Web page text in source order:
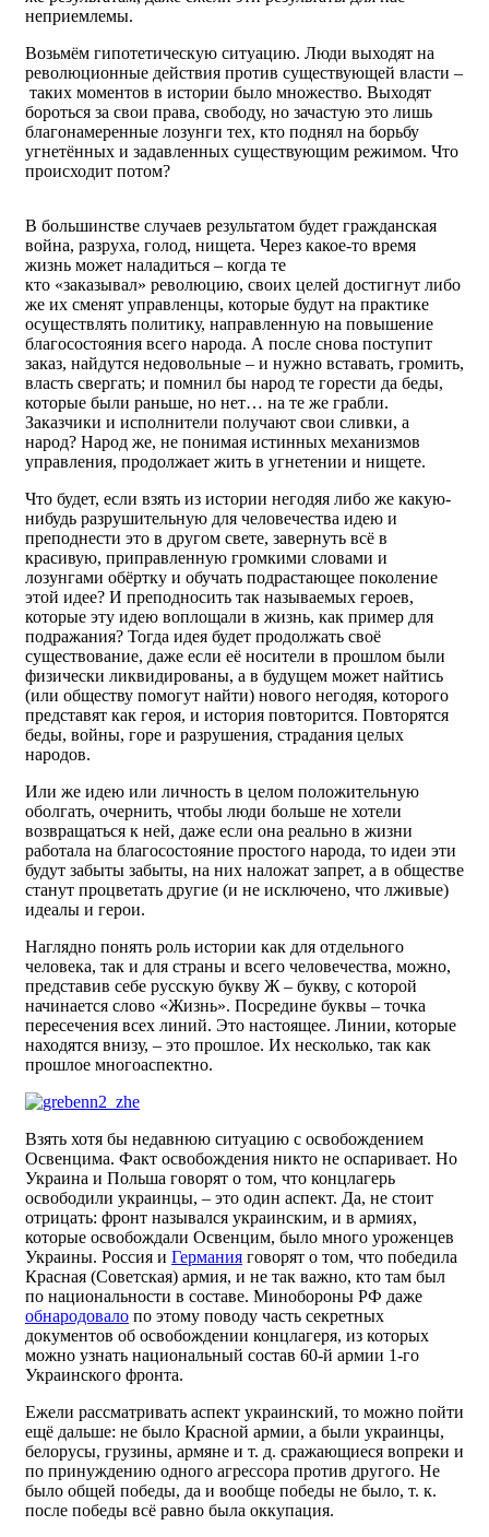
неприемлемы.
Возьмём гипотетическую ситуацию. Люди выходят на
революционные действия против существующей власти –
таких моментов в истории было множество. Выходят
бороться за свои права, свободу, но зачастую это лишь
благонамеренные лозунги тех, кто поднял на борьбу
угнетённых и задавленных существующим режимом. Что
происходит потом?
В большинстве случаев результатом будет гражданская
война, разруха, голод, нищета. Через какое-то время
жизнь может наладиться – когда те
кто «заказывал» революцию, своих целей достигнут либо
же их сменят управленцы, которые будут на практике
осуществлять политику, направленную на повышение
благосостояния всего народа. А после снова поступит
заказ, найдутся недовольные – и нужно вставать, громить,
власть свергать; и помнил бы народ те горести да беды,
которые были раньше, но нет… на те же грабли.
Заказчики и исполнители получают свои сливки, а
народ? Народ же, не понимая истинных механизмов
управления, продолжает жить в угнетении и нищете.
Что будет, если взять из истории негодяя либо же какую-
нибудь разрушительную для человечества идею и
преподнести это в другом свете, завернуть всё в
красивую, приправленную громкими словами и
лозунгами обёртку и обучать подрастающее поколение
этой идее? И преподносить так называемых героев,
которые эту идею воплощали в жизнь, как пример для
подражания? Тогда идея будет продолжать своё
существование, даже если её носители в прошлом были
физически ликвидированы, а в будущем может найтись
(или обществу помогут найти) нового негодяя, которого
представят как героя, и история повторится. Повторятся
беды, войны, горе и разрушения, страдания целых
народов.
Или же идею или личность в целом положительную
оболгать, очернить, чтобы люди больше не хотели
возвращаться к ней, даже если она реально в жизни
работала на благосостояние простого народа, то идеи эти
будут забыты забыты, на них наложат запрет, а в обществе
станут процветать другие (и не исключено, что лживые)
идеалы и герои.
Наглядно понять роль истории как для отдельного
человека, так и для страны и всего человечества, можно,
представив себе русскую букву Ж – букву, с которой
начинается слово «Жизнь». Посредине буквы – точка
пересечения всех линий. Это настоящее. Линии, которые
находятся внизу, – это прошлое. Их несколько, так как
прошлое многоаспектно.
Взять хотя бы недавнюю ситуацию с освобождением
Освенцима. Факт освобождения никто не оспаривает. Но
Украина и Польша говорят о том, что концлагерь
освободили украинцы, – это один аспект. Да, не стоит
отрицать: фронт назывался украинским, и в армиях,
которые освобождали Освенцим, было много уроженцев
Украины. Россия и Германия говорят о том, что победила
Красная (Советская) армия, и не так важно, кто там был
по национальности в составе. Минобороны РФ даже
обнародовало по этому поводу часть секретных
документов об освобождении концлагеря, из которых
можно узнать национальный состав 60-й армии 1-го
Украинского фронта.
Ежели рассматривать аспект украинский, то можно пойти
ещё дальше: не было Красной армии, а были украинцы,
белорусы, грузины, армяне и т. д. сражающиеся вопреки и
по принуждению одного агрессора против другого. Не
было общей победы, да и вообще победы не было, т. к.
после победы всё равно была оккупация.